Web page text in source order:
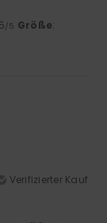
/5 Größe:
Verifizierter Kauf